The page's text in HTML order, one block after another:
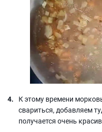
К этому времени
свариться, добавляем
получается очень